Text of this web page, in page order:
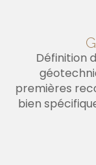
Définition
premières
bien